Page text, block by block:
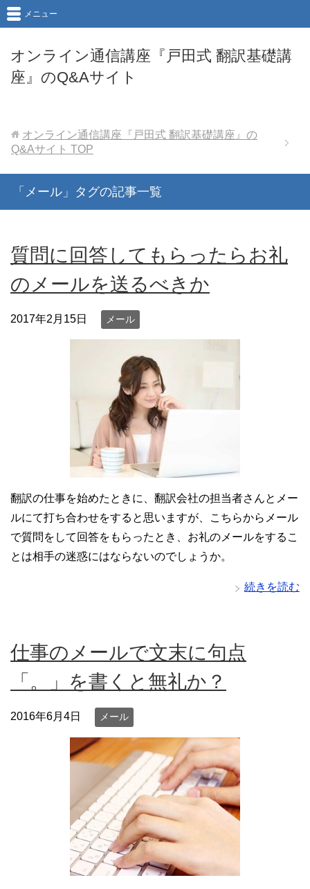
オンライン通信講座『戸田式 翻訳基礎講
座』のQ&Aサイト
メニュー
オンライン通信講座『戸田式 翻訳基礎講座』の
Q&Aサイト TOP
「メール」タグの記事一覧
質問に回答してもらったらお礼
のメールを送るべきか
2017年2月15日 メール
翻訳の仕事を始めたときに、翻訳会社の担当者さんとメー
ルにて打ち合わせをすると思いますが、こちらからメール
で質問をして回答をもらったとき、お礼のメールをするこ
とは相手の迷惑にはならないのでしょうか。
続きを読む
仕事のメールで文末に句点
「。」を書くと無礼か？
2016年6月4日 メール